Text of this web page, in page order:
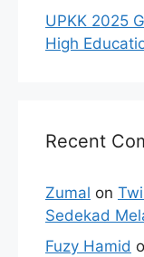
UPKK 2025
High
Recent
Zumal on
Sedekad
Fuzy Hamid